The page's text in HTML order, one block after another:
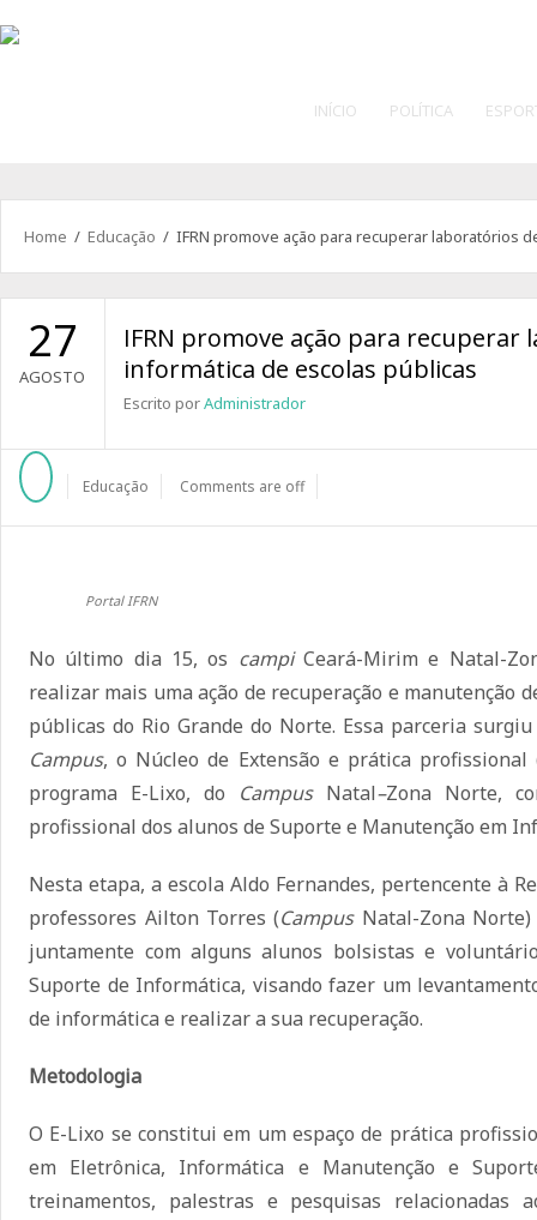
INÍCIO POLÍTICA
Home /Educação / IFRN promove ação para recuperar laboratórios
27
AGOSTO
IFRN promove ação para recuperar
informática de escolas públicas
Escrito porAdministrador
Educação Comments are off
Portal IFRN
No último dia 15, os campiCeará-Mirim e Natal-
realizar mais uma ação de recuperação e manutenção
públicas do Rio Grande do Norte. Essa parceria
Campus, o Núcleo de Extensão e prática profissional
programa E-Lixo, do Campus Natal–Zona Norte,
profissional dos alunos de Suporte e Manutenção em
Nesta etapa, a escola Aldo Fernandes, pertencente à
professores Ailton Torres (Campus Natal-Zona
juntamente com alguns alunos bolsistas e
Suporte de Informática, visando fazer um
de informática e realizar a sua recuperação.
Metodologia
O E-Lixo se constitui em um espaço de prática
em Eletrônica, Informática e Manutenção e
treinamentos, palestras e pesquisas relacionadas